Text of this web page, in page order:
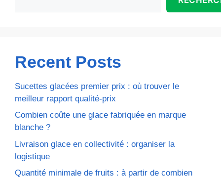
Recent Posts
Sucettes glacées premier prix : où trouver le
meilleur rapport qualité-prix
Combien coûte une glace fabriquée en marque
blanche ?
Livraison glace en collectivité : organiser la
logistique
Quantité minimale de fruits : à partir de combien